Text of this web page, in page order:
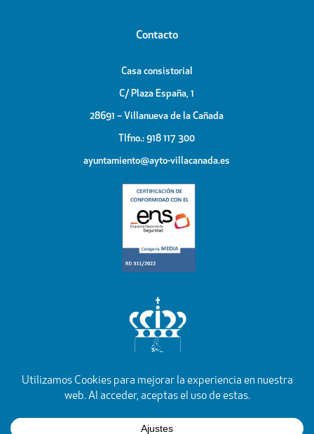
Contacto
Casa consistorial
C/ Plaza España, 1
28691 – Villanueva de la Cañada
Tlfno.: 918 117 300
ayuntamiento@ayto-villacanada.es